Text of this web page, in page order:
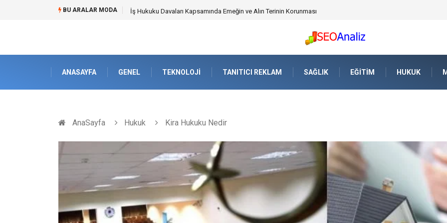
BU ARALAR MODA Best Security Software (En İyi Güvenlik Yazılımı) ile Uzaktan Çalışmada Ağ Güvenliğini Sağlamak
ANASAYFA GENEL TEKNOLOJI TANITICI REKLAM SAĞLIK EĞITIM HUKUK
AnaSayfa Hukuk Kira Hukuku Nedir